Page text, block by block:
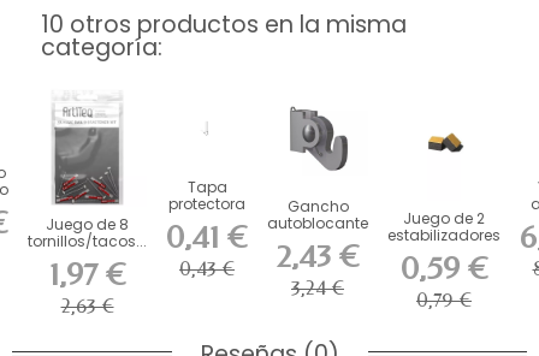
10 otros productos en la misma
categoría:
Juego de 8
tornillos/tacos...
1,97 €
2,63 €
Tapa
protectora
varilla de 4
x 4 mm...
0,41 €
0,43 €
Gancho
autoblocante
para barra
de 4 x 4...
2,43 €
3,24 €
Juego de 2
estabilizadores
de espuma...
0,59 €
0,79 €